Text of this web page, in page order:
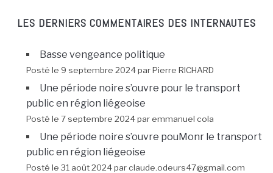
LES DERNIERS COMMENTAIRES DES INTERNAUTES
Basse vengeance politique
Posté le 9 septembre 2024 par Pierre RICHARD
Une période noire s’ouvre pour le transport
public en région liégeoise
Posté le 7 septembre 2024 par emmanuel cola
Une période noire s’ouvre pouMonr le transport
public en région liégeoise
Posté le 31 août 2024 par claude.odeurs47@gmail.com